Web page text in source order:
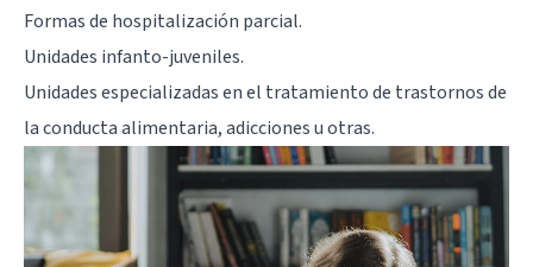
Formas de hospitalización parcial.
Unidades infanto-juveniles.
Unidades especializadas en el tratamiento de trastornos de
la conducta alimentaria, adicciones u otras.